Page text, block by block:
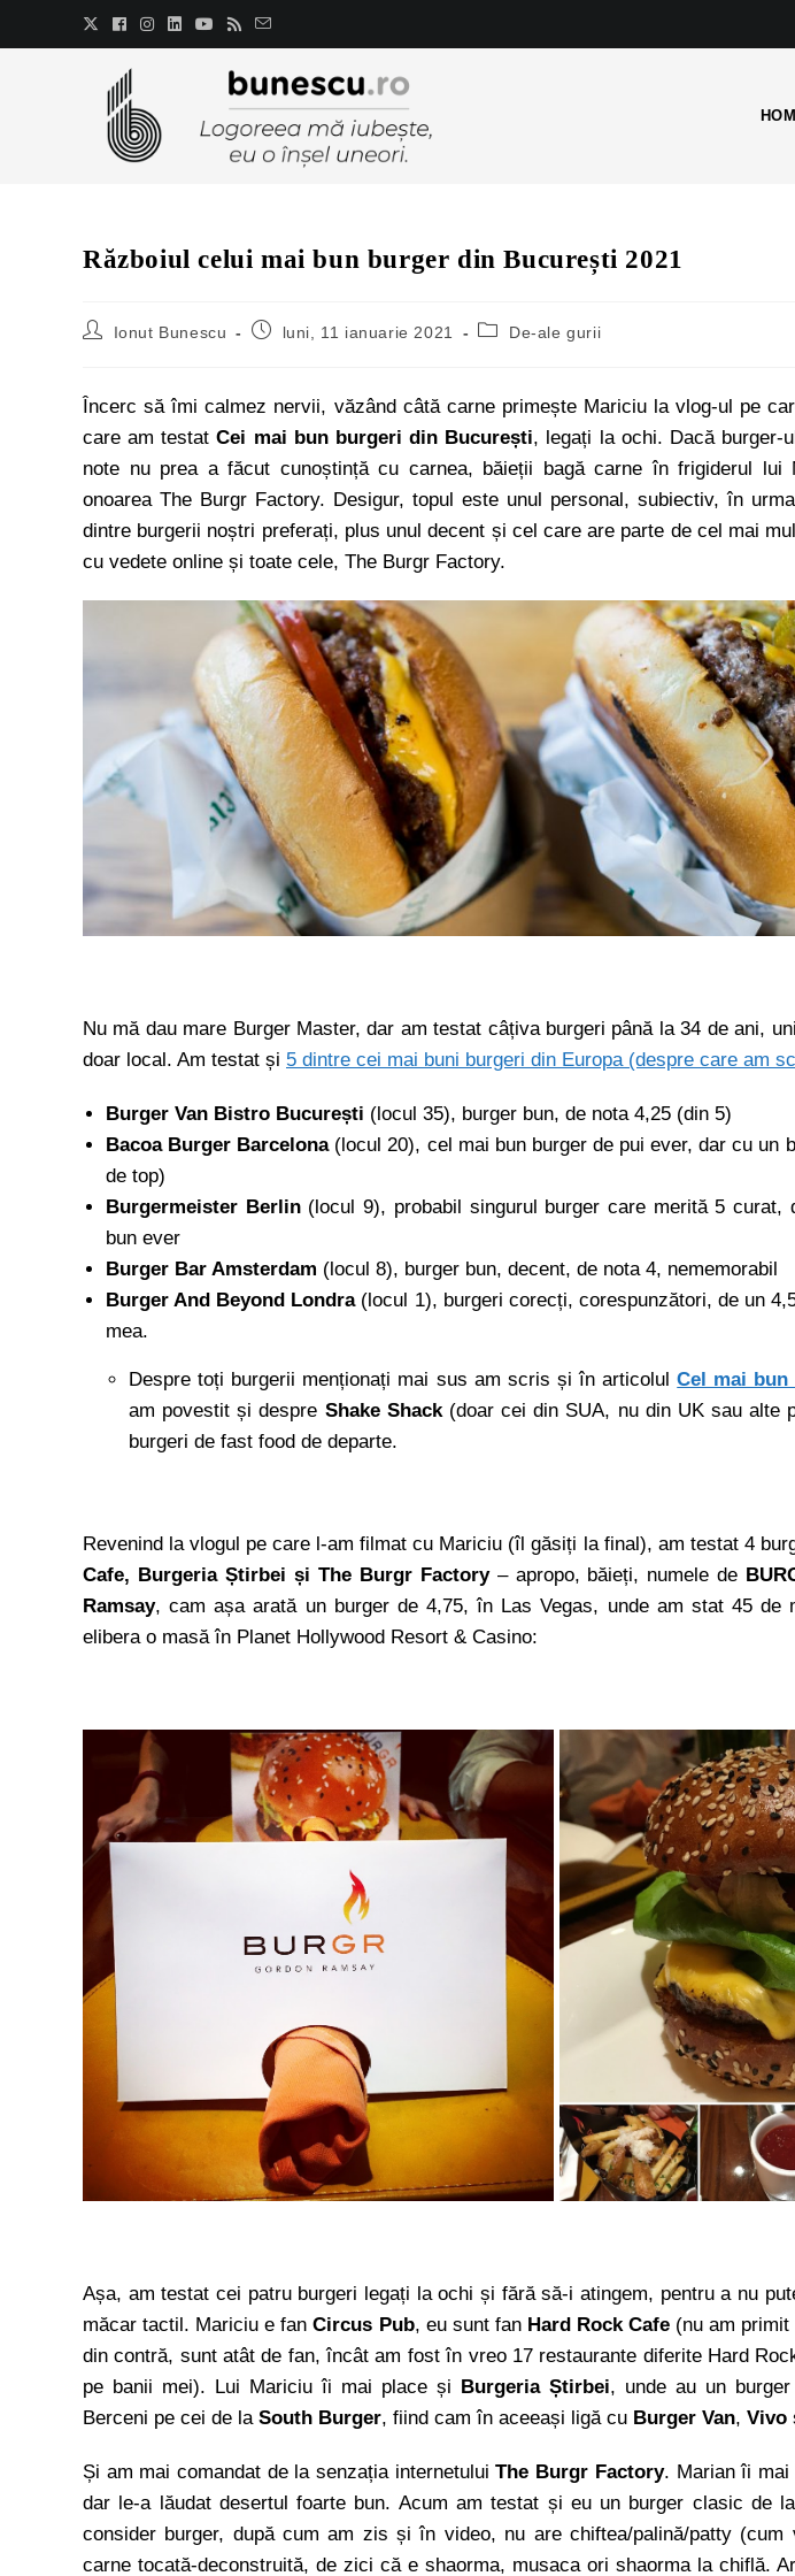
Războiul celui mai bun burger din București 2021
Ionut Bunescu luni, 11 ianuarie 2021 De-ale gurii
Încerc să îmi calmez nervii, văzând câtă carne primește Mariciu la vlog-ul pe
care am testatCei mai bun burgeri din București, legați la ochi. Dacă burger-
note nu prea a făcut cunoștință cu carnea, băieții bagă carne în frigiderul lui
onoarea The Burgr Factory. Desigur, topul este unul personal, subiectiv, în
dintre burgerii noștri preferați, plus unul decent și cel care are parte de cel mai
cu vedete online și toate cele, The Burgr Factory.
Nu mă dau mare Burger Master, dar am testat câțiva burgeri până la 34 de ani,
doar local. Am testat și 5 dintre cei mai buni burgeri din Europa (despre care am
Burger Van Bistro București (locul 35), burger bun, de nota 4,25 (din 5)
Bacoa Burger Barcelona(locul 20), cel mai bun burger de pui ever, dar cu un
de top)
Burgermeister Berlin(locul 9), probabil singurul burger care merită 5 curat,
bun ever
Burger Bar Amsterdam (locul 8), burger bun, decent, de nota 4, nememorabil
Burger And Beyond Londra(locul 1), burgeri corecți, corespunzători, de un
mea.
Despre toți burgerii menționați mai sus am scris și în articolulCel mai
am povestit și despre Shake Shack(doar cei din SUA, nu din UK sau alte
burgeri de fast food de departe.
Revenind la vlogul pe care l-am filmat cu Mariciu (îl găsiți la final), am testat 4
Cafe, Burgeria Știrbei și The Burgr Factory– apropo, băieți, numele de
Ramsay, cam așa arată un burger de 4,75, în Las Vegas, unde am stat 45 de
elibera o masă în Planet Hollywood Resort & Casino:
Așa, am testat cei patru burgeri legați la ochi și fără să-i atingem, pentru a nu
măcar tactil. Mariciu e fanCircus Pub, eu sunt fan Hard Rock Cafe (nu am
din contră, sunt atât de fan, încât am fost în vreo 17 restaurante diferite Hard
pe banii mei). Lui Mariciu îi mai place și Burgeria Știrbei, unde au un
Berceni pe cei de la South Burger, fiind cam în aceeași ligă cu Burger Van, Vivo
Și am mai comandat de la senzația internetuluiThe Burgr Factory. Marian îi mai
dar le-a lăudat desertul foarte bun. Acum am testat și eu un burger clasic de
consider burger, după cum am zis și în video, nu are chiftea/palină/patty
carne tocată-deconstruită, de zici că e shaorma, musaca ori shaorma la chiflă.